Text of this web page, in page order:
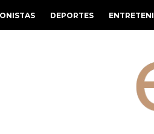
DEPORTES